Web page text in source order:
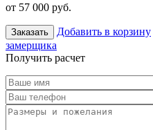
от 57 000 руб.
Заказать Добавить в корзину
замерщика
Получить расчет